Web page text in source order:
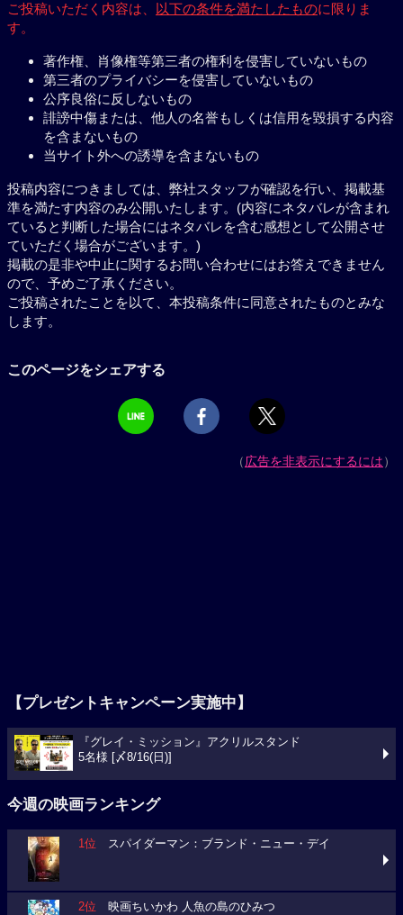
ご投稿いただく内容は、 以下の条件を満たしたものに限りま
す。
著作権、肖像権等第三者の権利を侵害していないもの
第三者のプライバシーを侵害していないもの
公序良俗に反しないもの
誹謗中傷または、他人の名誉もしくは信用を毀損する内容
を含まないもの
当サイト外への誘導を含まないもの
投稿内容につきましては、弊社スタッフが確認を行い、掲載基
準を満たす内容のみ公開いたします。(内容にネタバレが含まれ
ていると判断した場合にはネタバレを含む感想として公開させ
ていただく場合がございます。)
掲載の是非や中止に関するお問い合わせにはお答えできません
ので、予めご了承ください。
ご投稿されたことを以て、本投稿条件に同意されたものとみな
します。
このページをシェアする
（広告を非表示にするには）
【プレゼントキャンペーン実施中】
『グレイ・ミッション』アクリルスタンド
5名様 [〆8/16(日)]
今週の映画ランキング
1位 スパイダーマン：ブランド・ニュー・デイ
2位 映画ちいかわ 人魚の島のひみつ